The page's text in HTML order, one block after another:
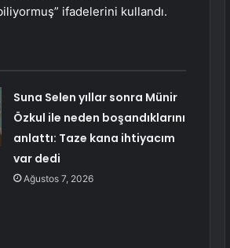
ifadelerini kullandı.
Suna Selen yıllar sonra Münir
Özkul ile neden boşandıklarını
anlattı: Taze kana ihtiyacım
var dedi
Ağustos 7, 2026